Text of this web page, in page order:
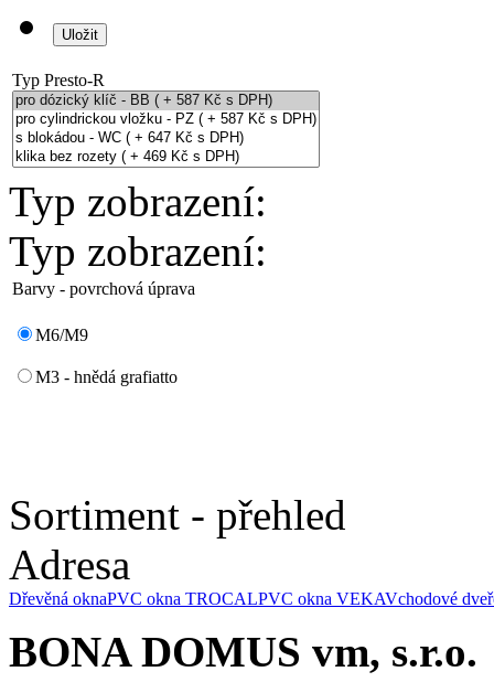
Typ Presto-R
Typ zobrazení:
Typ zobrazení:
Barvy - povrchová úprava
M6/M9
M3 - hnědá grafiatto
Sortiment - přehled
Adresa
Dřevěná oknaPVC okna TROCALPVC okna VEKAVchodové
BONA DOMUS vm, s.r.o.